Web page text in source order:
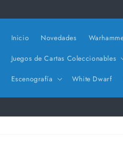
Inicio Novedades
Juegos de Cartas Coleccionables
Escenografía White Dwarf